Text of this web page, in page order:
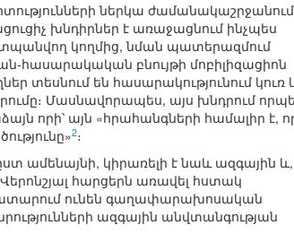
ներկա ժամանակաշրջանում
խնդիրներ է առաջացնում ինչպես
կողմից, նման պատերազմում
հասարակական բնույթի մոբիլիզացիոն
տեսնում են հասարակությունում կուռ
Մասնավորապես, այս խնդրում
որի՝ այն «հրահանգների համալիր է,
2։
ամենայնի, կիրառելի է նաև ազգային և,
հարցերն առավել հստակ
ունեն գաղափարախոսական
ազգային անվտանգության